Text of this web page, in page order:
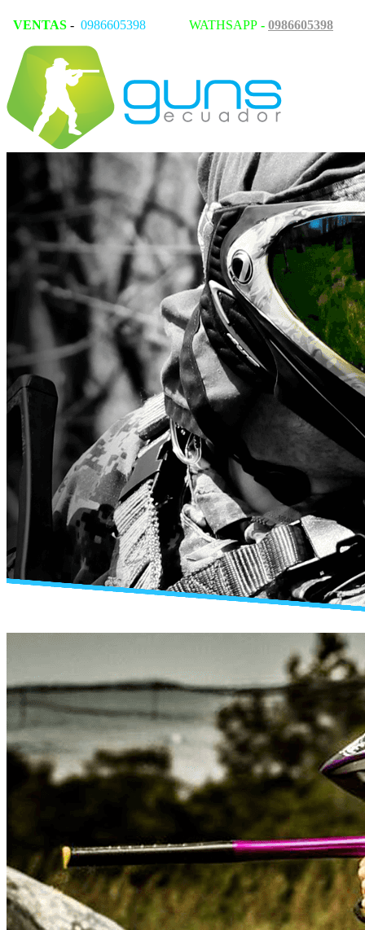
VENTAS - 0986605398 WATHSAPP - 0986605398